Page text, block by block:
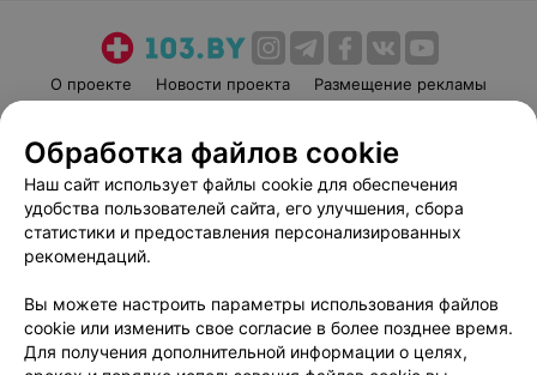
О проекте Новости проекта
Размещение рекламы
Пользовательское соглашение
Способы оплаты
Вакансии
Партнеры
Написать руководителю 103.by
Обработка персональных данных
Обработка файлов cookie
Наш сайт использует файлы cookie для обеспечения
удобства пользователей сайта, его улучшения, сбора
статистики и предоставления персонализированных
рекомендаций.
Вы можете настроить параметры использования файлов
cookie или изменить свое согласие в более позднее время.
Для получения дополнительной информации о целях,